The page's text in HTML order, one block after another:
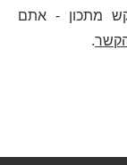
מתכון - אתם
.